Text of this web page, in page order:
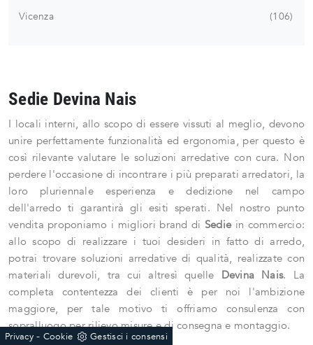
Vicenza
106
Sedie Devina Nais
I locali interni, allo scopo di essere vissuti al meglio, devono
unire perfettamente funzionalità ed ergonomia, per questo è
così rilevante valutare le soluzioni arredative con cura. Non
perdere l'occasione di incontrare i più preparati arredatori, la
loro pluriennale esperienza e dedizione nel campo
dell'arredo ti garantirà gli esiti sperati. Nel nostro punto
vendita proponiamo i migliori brand di Sediein commercio:
allo scopo di realizzare i tuoi desideri in fatto di arredo,
potrai trovare soluzioni arredative di qualità, realizzate con
materiali durevoli, tra cui altresì quelle Devina Nais. La
completa contentezza dei clienti è per noi l'ambizione
maggiore, per tale motivo ti offriamo consulenza con
sopralluogo per rilievo misure e di consegna e montaggio.
Privacy- Cookie Gestisci i consensi